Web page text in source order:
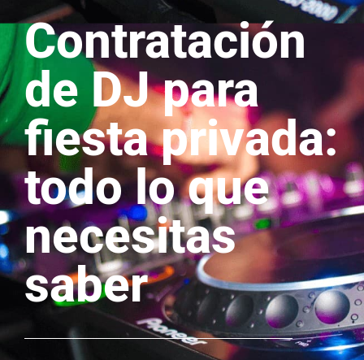
Contratación
de DJ para
fiesta privada:
todo lo que
necesitas
saber